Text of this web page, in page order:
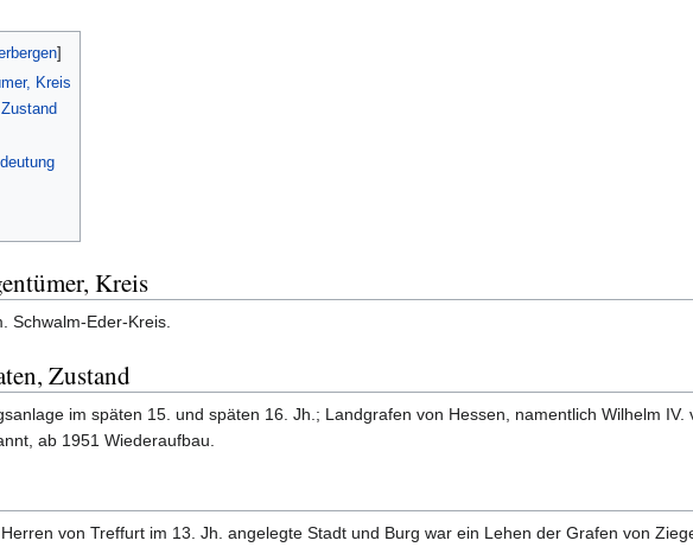
Kreis
Kreis
Schwalm-Eder-Kreis.
Zustand
im späten 15. und späten 16. Jh.; Landgrafen von Hessen, namentlich Wilhelm IV.
ab 1951 Wiederaufbau.
von Treffurt im 13. Jh. angelegte Stadt und Burg war ein Lehen der Grafen von